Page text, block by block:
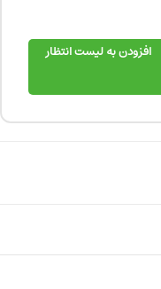
افزودن به لیست انتظار